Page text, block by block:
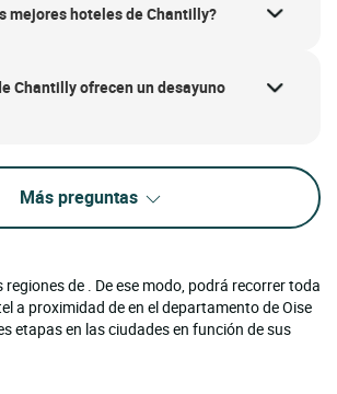
mejores hoteles de Chantilly?
Chantilly ofrecen un desayuno
Más preguntas
de . De ese modo, podrá recorrer toda
a proximidad de en el departamento de Oise
etapas en las ciudades en función de sus